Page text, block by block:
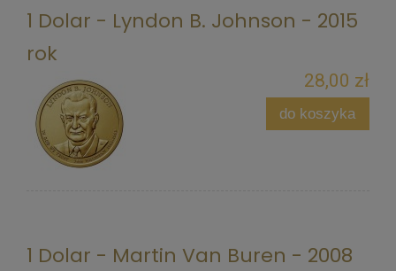
1 Dolar - Lyndon B. Johnson - 2015
rok
28,00 zł
do koszyka
1 Dolar - Martin Van Buren - 2008